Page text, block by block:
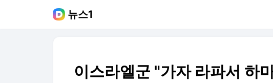
뉴스1
이스라엘군 "가자 라파서 하